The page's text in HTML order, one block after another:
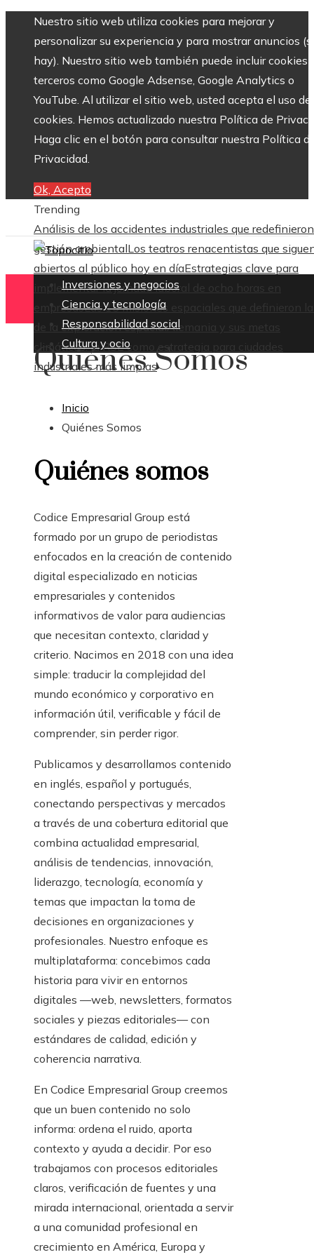
Nuestro sitio web utiliza cookies para mejorar y
personalizar su experiencia y para mostrar anuncios
hay). Nuestro sitio web también puede incluir cookies
terceros como Google Adsense, Google Analytics o
YouTube. Al utilizar el sitio web, usted acepta el uso de
cookies. Hemos actualizado nuestra Política de
Haga clic en el botón para consultar nuestra Política
Privacidad.
Ok, Acepto
Trending
Análisis de los accidentes industriales que
gestión ambientalLos teatros renacentistas que
abiertos al público hoy en díaEstrategias clave para
implementar la jornada laboral de ocho horas en
empresasLas 15 misiones espaciales que definieron
de la exploración espacialAlemania y sus metas
climáticas: la RSE como estrategia para ciudades
industriales más limpias
Inversiones y negocios
Ciencia y tecnología
Responsabilidad social
Cultura y ocio
Quiénes Somos
Inicio
Quiénes Somos
Quiénes somos
Codice Empresarial Group está
formado por un grupo de periodistas
enfocados en la creación de contenido
digital especializado en noticias
empresariales y contenidos
informativos de valor para audiencias
que necesitan contexto, claridad y
criterio. Nacimos en 2018 con una idea
simple: traducir la complejidad del
mundo económico y corporativo en
información útil, verificable y fácil de
comprender, sin perder rigor.
Publicamos y desarrollamos contenido
en inglés, español y portugués,
conectando perspectivas y mercados
a través de una cobertura editorial que
combina actualidad empresarial,
análisis de tendencias, innovación,
liderazgo, tecnología, economía y
temas que impactan la toma de
decisiones en organizaciones y
profesionales. Nuestro enfoque es
multiplataforma: concebimos cada
historia para vivir en entornos
digitales —web, newsletters, formatos
sociales y piezas editoriales— con
estándares de calidad, edición y
coherencia narrativa.
En Codice Empresarial Group creemos
que un buen contenido no solo
informa: ordena el ruido, aporta
contexto y ayuda a decidir. Por eso
trabajamos con procesos editoriales
claros, verificación de fuentes y una
mirada internacional, orientada a servir
a una comunidad profesional en
crecimiento en América, Europa y